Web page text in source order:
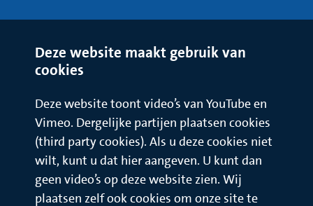
Deze website maakt gebruik van
cookies
Deze website toont video’s van YouTube en
Vimeo. Dergelijke partijen plaatsen cookies
(third party cookies). Als u deze cookies niet
wilt, kunt u dat hier aangeven. U kunt dan
geen video’s op deze website zien. Wij
plaatsen zelf ook cookies om onze site te